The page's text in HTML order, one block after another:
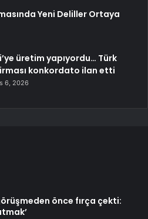
Yeni Deliller Ortaya
üretim yapıyordu… Türk
konkordato ilan etti
6, 2026
önce fırça çekti: